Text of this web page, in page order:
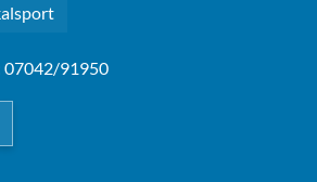
07042/91950